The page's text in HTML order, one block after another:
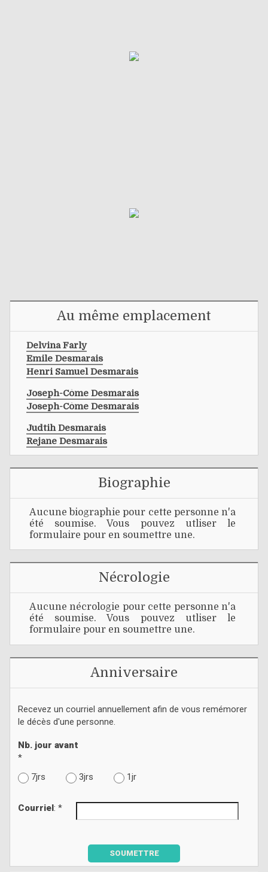
Au même emplacement
Delvina Farly
Emile Desmarais
Henri Samuel Desmarais
Joseph-Côme Desmarais
Joseph-Côme Desmarais
Judtih Desmarais
Rejane Desmarais
Biographie
Aucune biographie pour cette personne n'a
été soumise. Vous pouvez utliser le
formulaire pour en soumettre une.
Nécrologie
Aucune nécrologie pour cette personne n'a
été soumise. Vous pouvez utliser le
formulaire pour en soumettre une.
Anniversaire
Recevez un courriel annuellement afin de vous remémorer
le décès d'une personne.
Nb. jour avant
*
7jrs
3jrs 1jr
Courriel : *
SOUMETTRE